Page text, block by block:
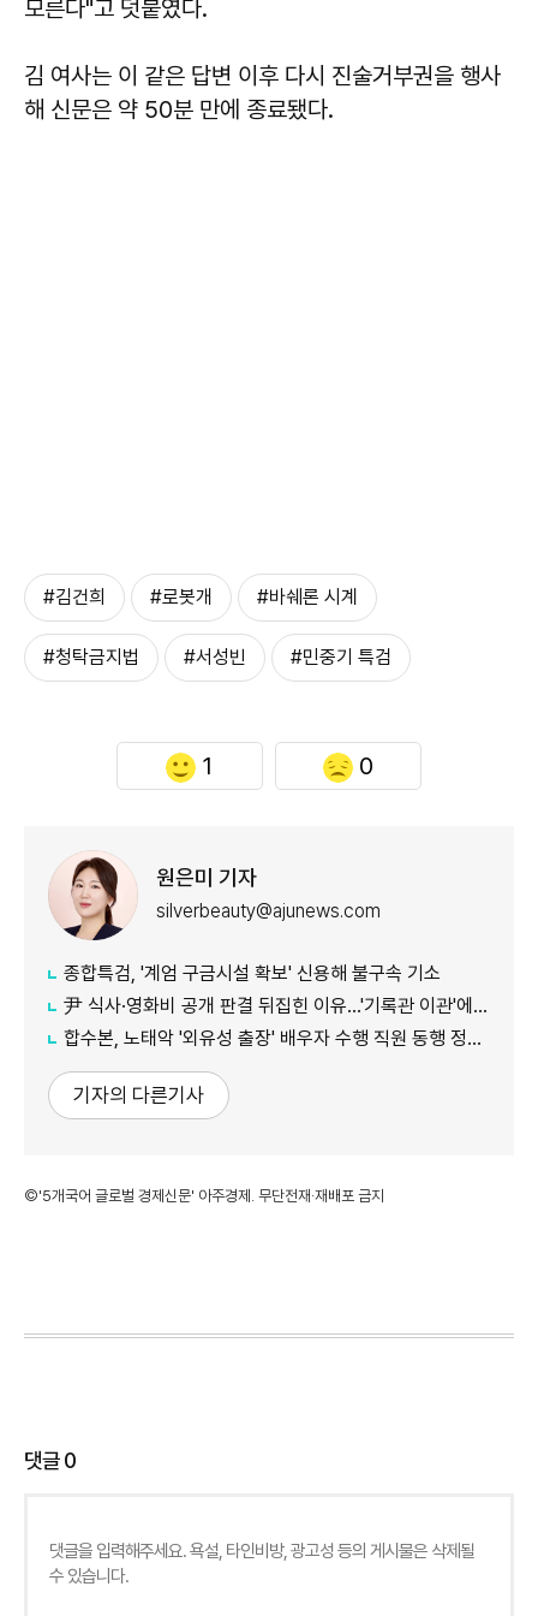
모른다"고 덧붙였다.
김 여사는 이 같은 답변 이후 다시 진술거부권을 행사
해 신문은 약 50분 만에 종료됐다.
#김건희 #로봇개 #바쉐론 시계
#청탁금지법 #서성빈 #민중기 특검
1 0
원은미 기자
silverbeauty@ajunews.com
종합특검, '계엄 구금시설 확보' 신용해 불구속 기소
尹 식사·영화비 공개 판결 뒤집힌 이유…'기록관 이관'에 소송 실익 쟁점
합수본, 노태악 '외유성 출장' 배우자 수행 직원 동행 정황 포착
기자의 다른기사
©'5개국어 글로벌 경제신문' 아주경제. 무단전재·재배포 금지
댓글0